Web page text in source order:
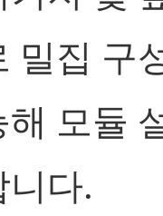
밀집 구
모듈
다.